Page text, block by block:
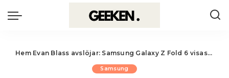
Hem Evan Blass avslöjar: Samsung Galaxy Z Fold 6 visas upp 10 juli
Samsung